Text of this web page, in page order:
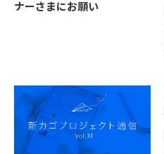
ナーさまにお願い